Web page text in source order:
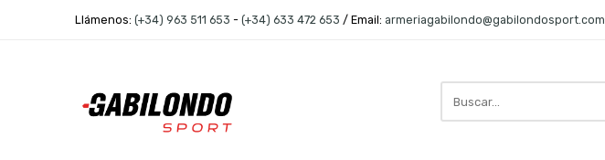
Llámenos: (+34) 963 511 653 - (+34) 633 472 653 / Email: armeriagabilondo@gabilondosport.com
here